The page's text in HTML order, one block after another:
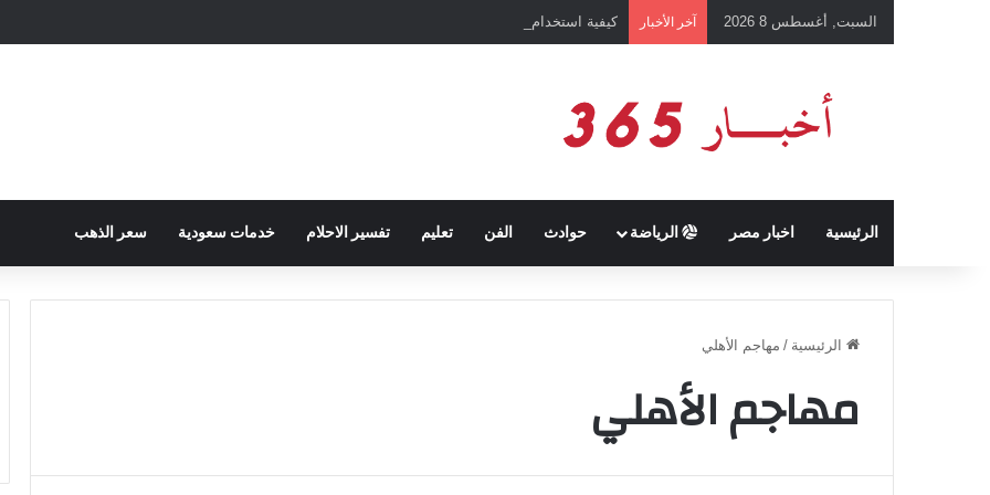
السبت, أغسطس 8 2026 آخر الأخبار كيفية استخدام وتحميل تطبيق chatGPT وإجراء المحادثات المباشرة والمراسلات الفورية
الرئيسية اخبار مصر الرياضة حوادث الفن تعليم تفسير الاحلام خدمات سعودية سعر الذهب
الرئيسية / مهاجم الأهلي
مهاجم الأهلي